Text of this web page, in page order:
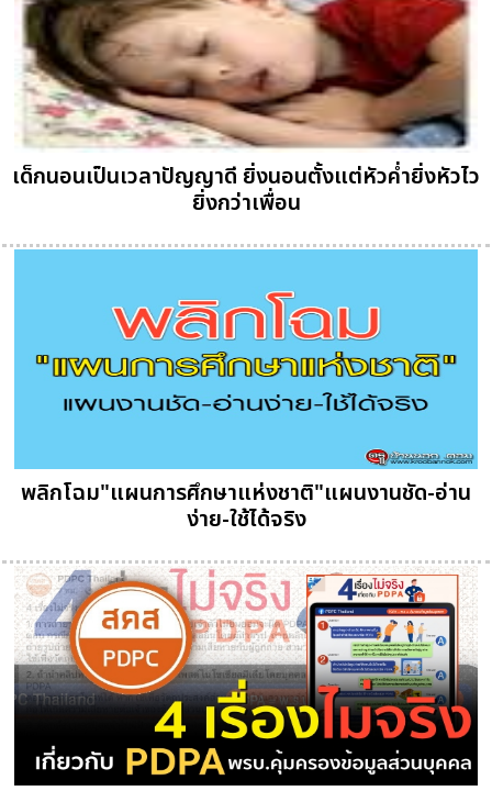
เด็กนอนเป็นเวลาปัญญาดี ยิ่งนอนตั้งแต่หัวค่ำยิ่งหัวไว
ยิ่งกว่าเพื่อน
พลิกโฉม"แผนการศึกษาแห่งชาติ"แผนงานชัด-อ่าน
ง่าย-ใช้ได้จริง